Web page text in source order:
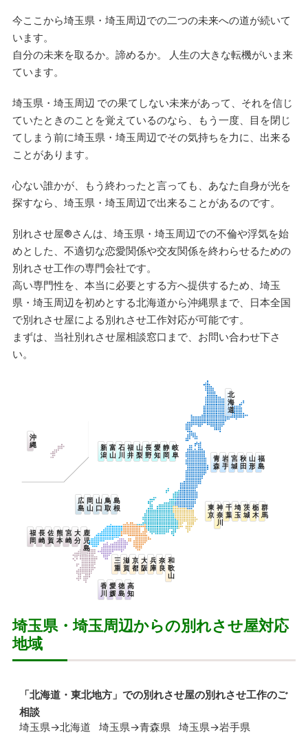
今ここから埼玉県・埼玉周辺での二つの未来への道が続いて
います。
自分の未来を取るか。諦めるか。 人生の大きな転機がいま来
ています。
埼玉県・埼玉周辺 での果てしない未来があって、それを信じ
ていたときのことを覚えているのなら、もう一度、目を閉じ
てしまう前に埼玉県・埼玉周辺でその気持ちを力に、出来る
ことがあります。
心ない誰かが、もう終わったと言っても、あなた自身が光を
探すなら、埼玉県・埼玉周辺で出来ることがあるのです。
別れさせ屋®さんは、埼玉県・埼玉周辺での不倫や浮気を始
めとした、不適切な恋愛関係や交友関係を終わらせるための
別れさせ工作の専門会社です。
高い専門性を、本当に必要とする方へ提供するため、埼玉
県・埼玉周辺を初めとする北海道から沖縄県まで、日本全国
で別れさせ屋による別れさせ工作対応が可能です。
まずは、当社別れさせ屋相談窓口まで、お問い合わせ下さ
い。
北
海
道
青
森
岩
手
宮
城
秋
田
山
形
福
島
東
京
神
奈
川
千
葉
埼
玉
茨
城
栃
木
群
馬
新
潟
富
山
石
川
福
井
山
梨
長
野
愛
知
静
岡
岐
阜
三
重
滋
賀
京
都
大
阪
兵
庫
奈
良
和
歌
山
広
島
岡
山
山
口
鳥
取
島
根
香
川
愛
媛
徳
島
高
知
福
岡
長
崎
佐
賀
熊
本
宮
崎
大
分
鹿
児
島
沖
縄
埼玉県・埼玉周辺からの別れさせ屋対応
地域
「北海道・東北地方 」での別れさせ屋の別れさせ工作のご
相談
埼玉県→北海道
埼玉県→青森県
埼玉県→岩手県